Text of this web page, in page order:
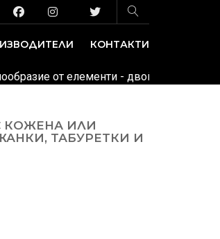
КОНТАКТИ
от елементи - двойки, тройки,
КОЖЕНА ИЛИ
ТАБУРЕТКИ И